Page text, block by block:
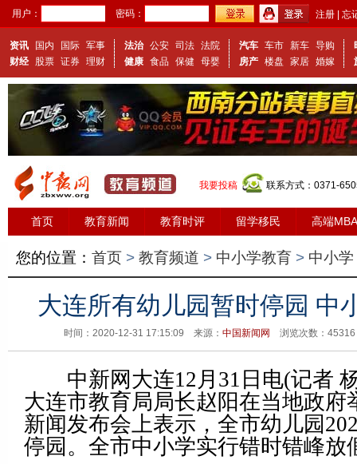
用户： 密码： 注册 忘
资讯 国内 国际 军事
财经
股票 证券 理财
法治 公安 司法 法院
健康 食品 保健 母婴
汽车 车市 新车 导购
房产 楼盘 家居 婚嫁
我要投稿 联系方式：0371-
首页 教育新闻 教育时评 留学移民 高端MBA
您的位置： 首页 > 教育频道 > 中小学教育 > 中小学
大连所有幼儿园暂时停园 中
时间：2020-12-31 17:15:09 来源： 中国新闻网 浏览次数：
中新网大连12月31日电(记者
大连市教育局局长赵阳在当地政府
新闻发布会上表示，全市幼儿园
停园。全市中小学实行错时错峰放